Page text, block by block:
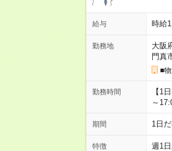
給与 時給
勤務地
大阪
門真
■
勤務時間
【1
～
期間 1日
特徴 週1